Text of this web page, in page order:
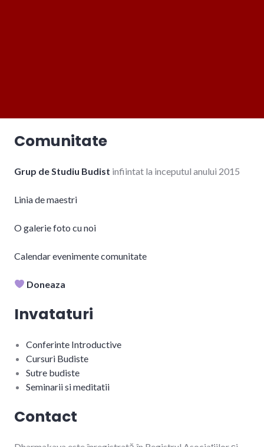
Comunitate
Grup de Studiu Budist infiintat la inceputul anului 2015
Linia de maestri
O galerie foto cu noi
Calendar evenimente comunitate
Doneaza
Invataturi
Conferinte Introductive
Cursuri Budiste
Sutre budiste
Seminarii si meditatii
Contact